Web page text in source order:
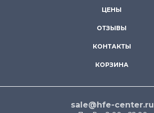
ЦЕНЫ
ОТЗЫВЫ
КОНТАКТЫ
КОРЗИНА
sale@hfe-center.ru